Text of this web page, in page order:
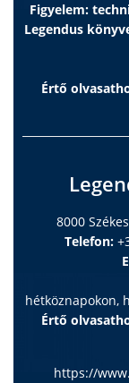
Figyelem:
Legendus
Értő
8000
Telefon:
hétköznapokon,
Értő
https://